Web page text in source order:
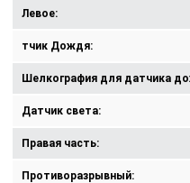
Левое:
тчик Дождя:
Шелкография для датчика
Датчик света:
Правая часть:
Противоразрывный: